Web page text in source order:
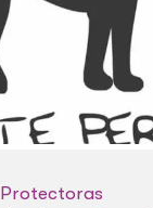
Protectoras